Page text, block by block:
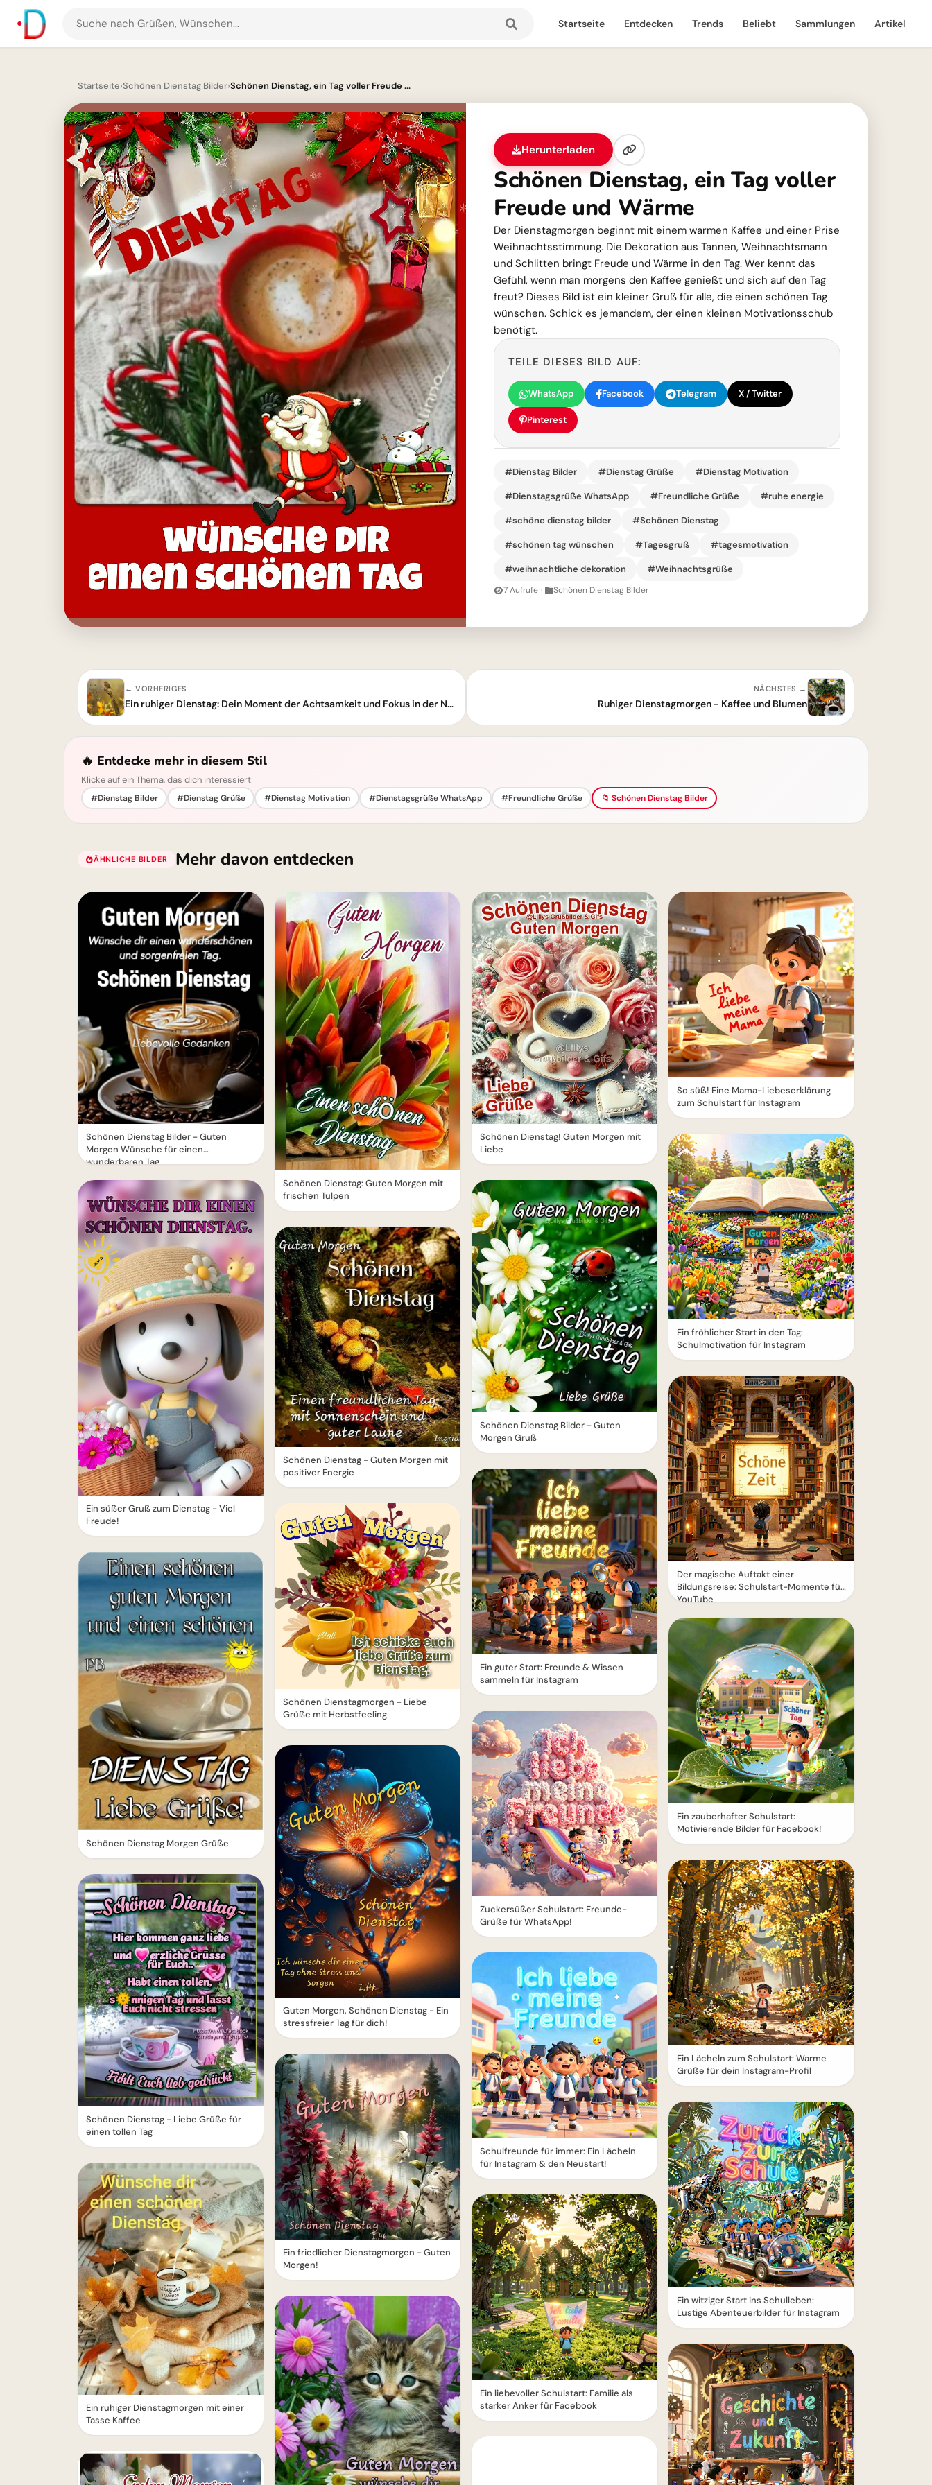
Suche
nach
und
Startseite Entdecken Trends Beliebt Sammlungen Artikel
Startseite›Schönen Dienstag Bilder›Schönen Dienstag, ein Tag voller Freude ...
Herunterladen
Schönen Dienstag, ein Tag voller
Freude und Wärme
Der Dienstagmorgen beginnt mit einem warmen Kaffee und einer Prise
Weihnachtsstimmung. Die Dekoration aus Tannen, Weihnachtsmann
und Schlitten bringt Freude und Wärme in den Tag. Wer kennt das
Gefühl, wenn man morgens den Kaffee genießt und sich auf den Tag
freut? Dieses Bild ist ein kleiner Gruß für alle, die einen schönen Tag
wünschen. Schick es jemandem, der einen kleinen Motivationsschub
benötigt.
TEILE DIESES BILD AUF:
WhatsApp Facebook Telegram X / Twitter
Pinterest
#Dienstag Bilder #Dienstag Grüße #Dienstag Motivation
#Dienstagsgrüße WhatsApp #Freundliche Grüße #ruhe energie
#schöne dienstag bilder #Schönen Dienstag
#schönen tag wünschen #Tagesgruß #tagesmotivation
#weihnachtliche dekoration #Weihnachtsgrüße
7 Aufrufe · Schönen Dienstag Bilder
← VORHERIGES
Ein ruhiger Dienstag: Dein Moment der Achtsamkeit und Fokus in der Natur
NÄCHSTES →
Ruhiger Dienstagmorgen - Kaffee und Blumen
🔥 Entdecke mehr in diesem Stil
Klicke auf ein Thema, das dich interessiert
#Dienstag Bilder #Dienstag Grüße #Dienstag Motivation #Dienstagsgrüße WhatsApp #Freundliche Grüße 📁 Schönen Dienstag Bilder
ÄHNLICHE BILDER Mehr davon entdecken
Schönen Dienstag Bilder - Guten
Morgen Wünsche für einen
wunderbaren Tag
Ein süßer Gruß zum Dienstag - Viel
Freude!
Schönen Dienstag Morgen Grüße
Schönen Dienstag - Liebe Grüße für
einen tollen Tag
Ein ruhiger Dienstagmorgen mit einer
Tasse Kaffee
Schönen Dienstag: Guten Morgen mit
frischen Tulpen
Schönen Dienstag - Guten Morgen mit
positiver Energie
Schönen Dienstagmorgen - Liebe
Grüße mit Herbstfeeling
Guten Morgen, Schönen Dienstag - Ein
stressfreier Tag für dich!
Ein friedlicher Dienstagmorgen - Guten
Morgen!
Schönen Dienstag! Guten Morgen mit
Liebe
Schönen Dienstag Bilder - Guten
Morgen Gruß
Ein guter Start: Freunde & Wissen
sammeln für Instagram
Zuckersüßer Schulstart: Freunde-
Grüße für WhatsApp!
Schulfreunde für immer: Ein Lächeln
für Instagram & den Neustart!
Ein liebevoller Schulstart: Familie als
starker Anker für Facebook
So süß! Eine Mama-Liebeserklärung
zum Schulstart für Instagram
Ein fröhlicher Start in den Tag:
Schulmotivation für Instagram
Der magische Auftakt einer
Bildungsreise: Schulstart-Momente für
YouTube
Ein zauberhafter Schulstart:
Motivierende Bilder für Facebook!
Ein Lächeln zum Schulstart: Warme
Grüße für dein Instagram-Profil
Ein witziger Start ins Schulleben:
Lustige Abenteuerbilder für Instagram